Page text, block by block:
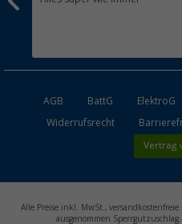
AGB BattG ElektroG
Widerrufsrecht
Vertrag
Alle Preise inkl. MwSt.,
ausgenommen